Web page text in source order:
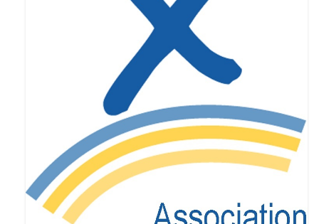
Trouver de l’aide
Eduquer notre enfant
Défendre ses droits
Veiller à sa santé
Lui trouver des activités de loisir
Lui trouver des activités de jour
Lui trouver un hébergement
Espace Entourage